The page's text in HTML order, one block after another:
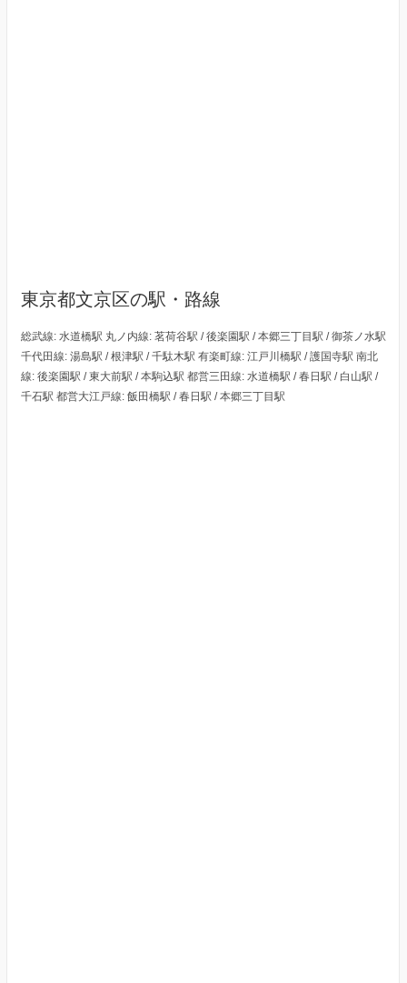
東京都文京区の駅・路線
総武線: 水道橋駅 丸ノ内線: 茗荷谷駅 / 後楽園駅 / 本郷三丁目駅 / 御茶ノ水駅
千代田線: 湯島駅 / 根津駅 / 千駄木駅 有楽町線: 江戸川橋駅 / 護国寺駅 南北
線: 後楽園駅 / 東大前駅 / 本駒込駅 都営三田線: 水道橋駅 / 春日駅 / 白山駅 /
千石駅 都営大江戸線: 飯田橋駅 / 春日駅 / 本郷三丁目駅